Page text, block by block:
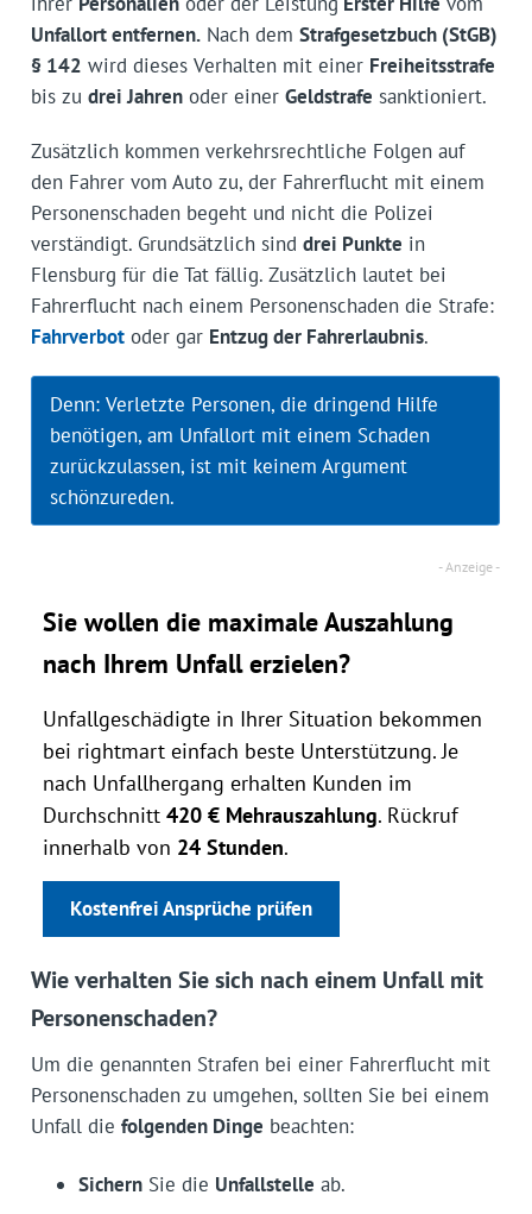
Unfallort entfernen.Nach dem Strafgesetzbuch (StGB)
§ 142 wird dieses Verhalten mit einer Freiheitsstrafe
bis zu drei Jahrenoder einer Geldstrafe sanktioniert.
Zusätzlich kommen verkehrsrechtliche Folgen auf
den Fahrer vom Auto zu, der Fahrerflucht mit einem
Personenschaden begeht und nicht die Polizei
verständigt. Grundsätzlich sind drei Punkte in
Flensburg für die Tat fällig. Zusätzlich lautet bei
Fahrerflucht nach einem Personenschaden die Strafe:
Fahrverbotoder gar Entzug der Fahrerlaubnis.
Denn: Verletzte Personen, die dringend Hilfe
benötigen, am Unfallort mit einem Schaden
zurückzulassen, ist mit keinem Argument
schönzureden.
Sie wollen die maximale Auszahlung
nach Ihrem Unfall erzielen?
Unfallgeschädigte in Ihrer Situation bekommen
bei rightmart einfach beste Unterstützung. Je
nach Unfallhergang erhalten Kunden im
Durchschnitt 420 € Mehrauszahlung. Rückruf
innerhalb von 24 Stunden.
Kostenfrei Ansprüche prüfen
Wie verhalten Sie sich nach einem Unfall mit
Personenschaden?
Um die genannten Strafen bei einer Fahrerflucht mit
Personenschaden zu umgehen, sollten Sie bei einem
Unfall die folgenden Dinge beachten:
SichernSie die Unfallstelle ab.